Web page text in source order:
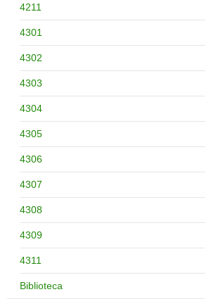
4211
4301
4302
4303
4304
4305
4306
4307
4308
4309
4311
Biblioteca